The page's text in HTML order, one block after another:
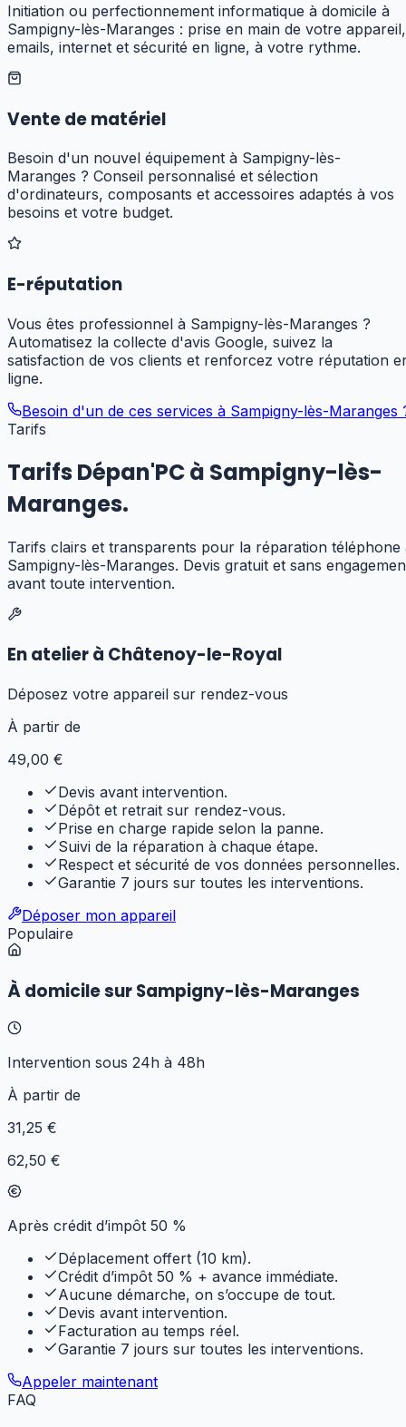
Initiation ou perfectionnement informatique à domicile à
Sampigny-lès-Maranges : prise en main de votre appareil,
emails, internet et sécurité en ligne, à votre rythme.
Vente de matériel
Besoin d'un nouvel équipement à Sampigny-lès-
Maranges ? Conseil personnalisé et sélection
d'ordinateurs, composants et accessoires adaptés à vos
besoins et votre budget.
E-réputation
Vous êtes professionnel à Sampigny-lès-Maranges ?
Automatisez la collecte d'avis Google, suivez la
satisfaction de vos clients et renforcez votre réputation
ligne.
Besoin d'un de ces services à Sampigny-lès-Maranges
Tarifs
Tarifs Dépan'PC à Sampigny-lès-
Maranges.
Tarifs clairs et transparents pour la réparation téléphone
Sampigny-lès-Maranges. Devis gratuit et sans
avant toute intervention.
En atelier à Châtenoy-le-Royal
Déposez votre appareil sur rendez-vous
À partir de
49,00 €
Devis avant intervention.
Dépôt et retrait sur rendez-vous.
Prise en charge rapide selon la panne.
Suivi de la réparation à chaque étape.
Respect et sécurité de vos données personnelles.
Garantie 7 jours sur toutes les interventions.
Déposer mon appareil
Populaire
À domicile sur Sampigny-lès-Maranges
Intervention sous 24h à 48h
À partir de
31,25 €
62,50 €
Après crédit d’impôt 50 %
Déplacement offert (10 km).
Crédit d’impôt 50 % + avance immédiate.
Aucune démarche, on s’occupe de tout.
Devis avant intervention.
Facturation au temps réel.
Garantie 7 jours sur toutes les interventions.
Appeler maintenant
FAQ